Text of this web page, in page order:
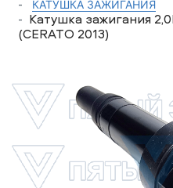
КАТУШКА ЗАЖИГАНИЯ
Катушка зажигания
(CERATO 2013)